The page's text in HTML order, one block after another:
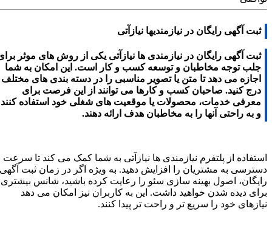
ثبت آگهی رایگان در نیازمندیها نیازآتی
ثبت آگهی رایگان در نیازمندی ها نیازآتی یکی از روش های موثر برای
جلب توجه مخاطبان و توسعه کسب و کار است. این امکان به شما
اجازه می دهد تا متن یا تصویر مناسبی را در دسته بندی های مختلف
درج کنید. صاحبان کسب و کارها می توانند از این فرصت برای
معرفی خدمات، محصولات یا موقعیت های شغلی خود استفاده کنند
و به راحتی آنها را به مخاطبان هدف ارائه دهند.
استفاده از پلتفرم نیازمندی ها نیازآتی به شما کمک می کند تا سرعت
دسترسی به مشتریان را افزایش دهید. به ویژه اگر در زمان ثبت آگهی
رایگان، اصول بهینه سازی سئو را رعایت کرده باشید، شانس بیشتری
برای دیده شدن خواهید داشت. این به کاربران نیز امکان می دهد
نیازهای خود را سریع تر و راحت تر پیدا کنند.